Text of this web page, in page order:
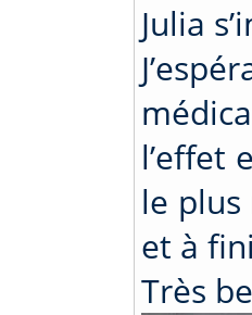
Julia
l’effet
le
et à
Très